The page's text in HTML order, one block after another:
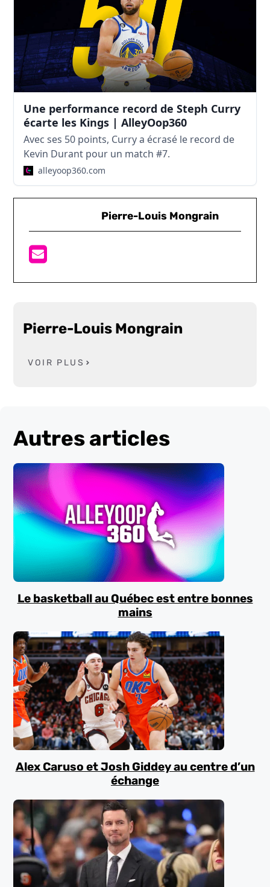
Une performance record de Steph Curry
écarte les Kings | AlleyOop360
Avec ses 50 points, Curry a écrasé le record de
Kevin Durant pour un match #7.
alleyoop360.com
Pierre-Louis Mongrain
Pierre-Louis Mongrain
VOIR PLUS
Autres articles
Le basketball au Québec est entre bonnes
mains
Alex Caruso et Josh Giddey au centre d’un
échange